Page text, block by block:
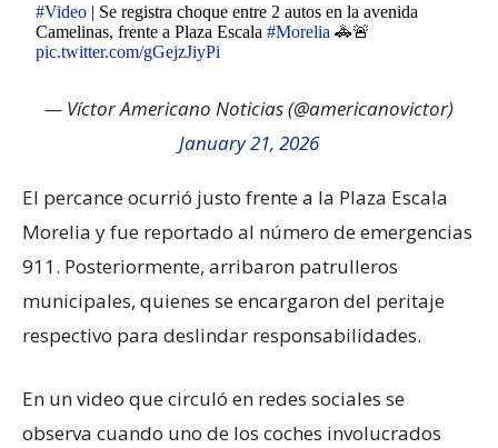
#Video | Se registra choque entre 2 autos en la avenida
Camelinas, frente a Plaza Escala#Morelia 🚓🚨
pic.twitter.com/gGejzJiyPi
— Víctor Americano Noticias (@americanovictor)
January 21, 2026
El percance ocurrió justo frente a la Plaza Escala
Morelia y fue reportado al número de emergencias
911. Posteriormente, arribaron patrulleros
municipales, quienes se encargaron del peritaje
respectivo para deslindar responsabilidades.
En un video que circuló en redes sociales se
observa cuando uno de los coches involucrados